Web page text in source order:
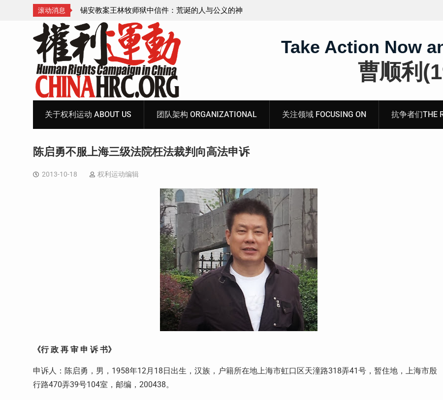
滚动消息
的人与公义的神 顾玲娣：涉黑涉恶刑事报案信
Take Action Now
曹顺利
关于权利运动 ABOUT US 团队架构 ORGANIZATIONAL 关注领域 FOCUSING ON 抗争者们THE
陈启勇不服上海三级法院枉法裁判向高法申诉
2013-10-18 权利运动编辑
《行 政 再 审 申 诉 书》
申诉人：陈启勇，男， 1958年12月 18 日出生，汉族，户籍所在地上海市虹口区天潼路318弄41 号，暂住地，上海市殷
行路470弄39号104室，邮编， 200438。